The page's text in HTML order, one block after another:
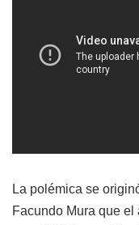
La polémica se
Facundo Mura que el